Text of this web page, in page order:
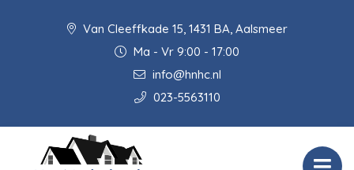
Van Cleeffkade 15, 1431 BA, Aalsmeer
Ma - Vr 9:00 - 17:00
info@hnhc.nl
023-5563110